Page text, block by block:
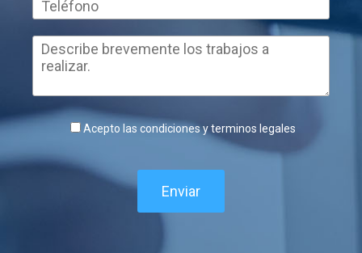
Acepto las condiciones y terminos legales
Enviar